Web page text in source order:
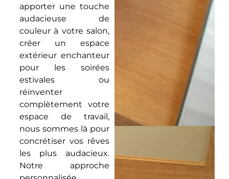
apporter une touche
audacieuse de
couleur à votre salon,
créer un espace
extérieur enchanteur
pour les soirées
estivales ou
réinventer
complètement votre
espace de travail,
nous sommes là pour
concrétiser vos rêves
les plus audacieux.
Notre approche